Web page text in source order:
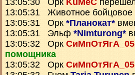
13:05:30 Орк KuMeC
13:05:31 Животное бойцовое
13:05:31 Орк *Планокат*
13:05:31 Эльф *Nimturong*
13:05:32 Орк СиМпОтЯгА_05
помощника
13:05:32 Орк СиМпОтЯгА_05